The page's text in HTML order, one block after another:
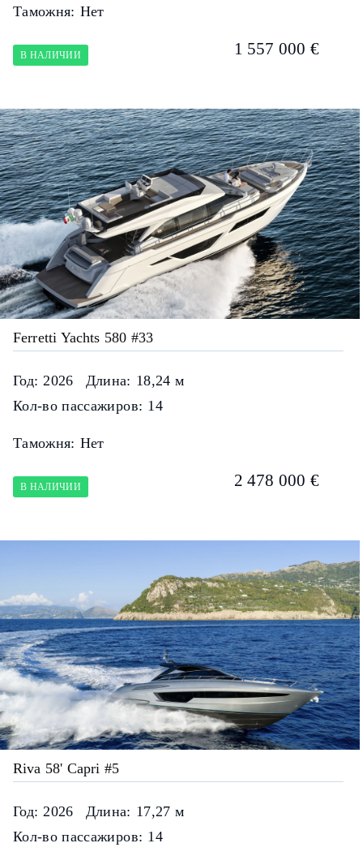
Таможня: Нет
В НАЛИЧИИ 1 557 000 €
Ferretti Yachts 580 #33
Год: 2026 Длина: 18,24 м
Кол-во пассажиров: 14
Таможня: Нет
В НАЛИЧИИ 2 478 000 €
Riva 58' Capri #5
Год: 2026 Длина: 17,27 м
Кол-во пассажиров: 14